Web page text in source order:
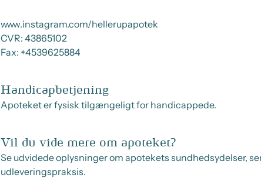
www.instagram.com/hellerupapotek
CVR: 43865102
Fax: +4539625884
Handicapbetjening
Apoteket er fysisk tilgængeligt for handicappede.
Vil du vide mere om apoteket?
Se udvidede oplysninger om apotekets sundhedsydelser,
udleveringspraksis.